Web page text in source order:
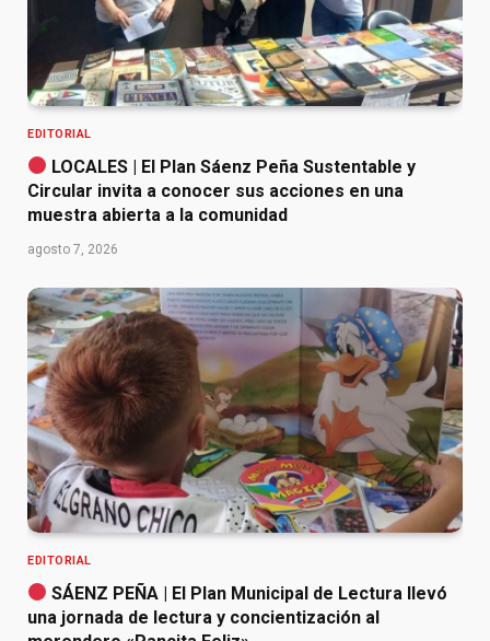
EDITORIAL
LOCALES | El Plan Sáenz Peña Sustentable y
Circular invita a conocer sus acciones en una
muestra abierta a la comunidad
agosto 7, 2026
EDITORIAL
SÁENZ PEÑA | El Plan Municipal de Lectura llevó
una jornada de lectura y concientización al